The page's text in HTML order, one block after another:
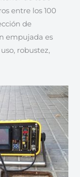
entre los 100
de
empujada es
robustez,